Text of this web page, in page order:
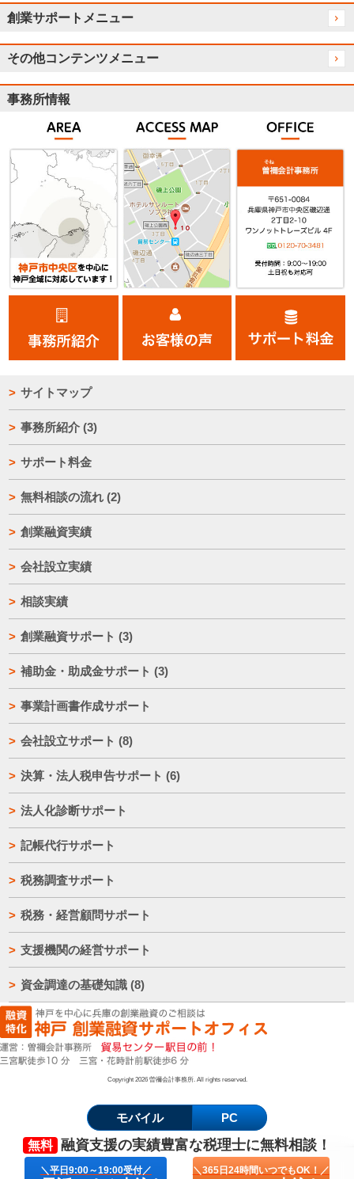
創業サポートメニュー
その他コンテンツメニュー
事務所情報
サイトマップ
事務所紹介 (3)
サポート料金
無料相談の流れ (2)
創業融資実績
会社設立実績
相談実績
創業融資サポート (3)
補助金・助成金サポート (3)
事業計画書作成サポート
会社設立サポート (8)
決算・法人税申告サポート (6)
法人化診断サポート
記帳代行サポート
税務調査サポート
税務・経営顧問サポート
支援機関の経営サポート
資金調達の基礎知識 (8)
Copyright 2026 曽禰会計事務所. All rights reserved.
無料 融資支援の実績豊富な税理士に無料相談！
＼平日9:00～19:00受付／ ＼365日24時間いつでもOK！／
モバイル PC